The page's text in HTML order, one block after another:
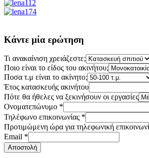
Κάντε μία ερώτηση
Τι ανακαίνιση χρειάζεστε;
Ποιο είναι το είδος του ακινήτου;
Ποσα τ.μ είναι το ακίνητο;
Έτος κατασκευής ακινήτου
Πότε θα ήθελες να ξεκινήσουν οι εργασίες
Ονοματεπώνυμο *
Τηλέφωνο επικοινωνίας *
Προτιμώμενη ώρα για τηλεφωνική
Email *
Αποστολή